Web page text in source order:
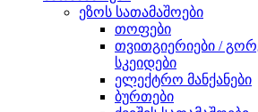
ეზოს სათამაშოები
თოფები
თვითგიერიები /
სკეიდები
ელექტრო მანქანები
ბურთები